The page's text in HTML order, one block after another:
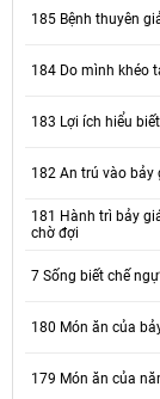
185 Bệnh thuyên
184 Do mình khéo
183 Lợi ích hiểu
182 An trú vào bảy
181 Hành trì bảy
chờ đợi
7 Sống biết chế ngự
180 Món ăn của
179 Món ăn của